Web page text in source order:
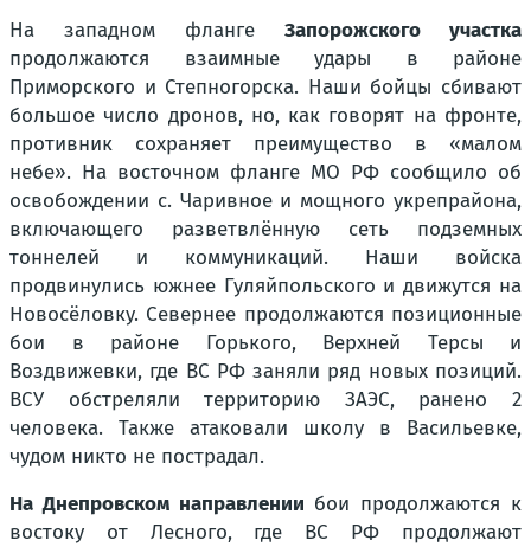
На западном фланге Запорожского участка
продолжаются взаимные удары в районе
Приморского и Степногорска. Наши бойцы сбивают
большое число дронов, но, как говорят на фронте,
противник сохраняет преимущество в «малом
небе». На восточном фланге МО РФ сообщило об
освобождении с. Чаривное и мощного укрепрайона,
включающего разветвлённую сеть подземных
тоннелей и коммуникаций. Наши войска
продвинулись южнее Гуляйпольского и движутся на
Новосёловку. Севернее продолжаются позиционные
бои в районе Горького, Верхней Терсы и
Воздвижевки, где ВС РФ заняли ряд новых позиций.
ВСУ обстреляли территорию ЗАЭС, ранено 2
человека. Также атаковали школу в Васильевке,
чудом никто не пострадал.
На Днепровском направлении бои продолжаются к
востоку от Лесного, где ВС РФ продолжают